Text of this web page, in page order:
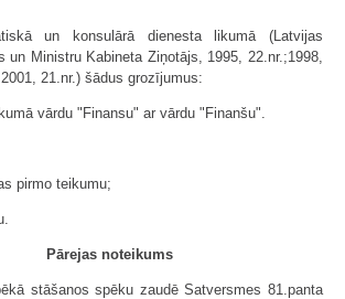
un konsulārā dienesta likumā (Latvijas
un Ministru Kabineta Ziņotājs, 1995, 22.nr.;1998,
21.nr.) šādus grozījumus:
vārdu "Finansu" ar vārdu "Finanšu".
pirmo teikumu;
Pārejas noteikums
stāšanos spēku zaudē Satversmes 81.panta